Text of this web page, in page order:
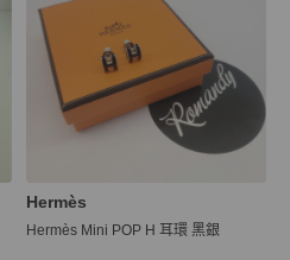
Hermès
Hermès Mini POP H 耳環 黑銀